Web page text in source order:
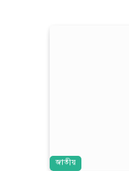
জাতীয়